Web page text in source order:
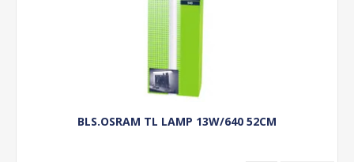
BLS.OSRAM TL LAMP 13W/640 52CM